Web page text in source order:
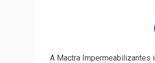
A Mactra Impermeabilizantes